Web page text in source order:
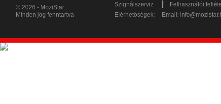
© 2026 - MoziStar.
Minden jog fenntartva
Szignálszerviz
Felhasználói
Elérhetőségek:
Email: